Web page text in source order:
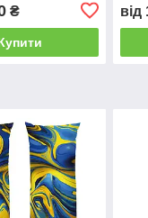
₴ від